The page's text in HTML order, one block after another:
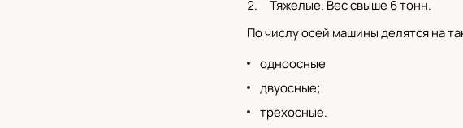
Тяжелые. Вес свыше 6 тонн.
По числу осей машины делятся на
одноосные
двуосные;
трехосные.